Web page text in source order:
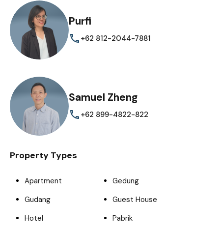
Purfi
+62 812-2044-7881
Samuel Zheng
+62 899-4822-822
Property Types
Apartment
Gedung
Gudang
Guest House
Hotel
Pabrik